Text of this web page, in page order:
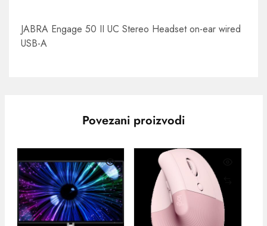
JABRA Engage 50 II UC Stereo Headset on-ear wired
USB-A
Povezani proizvodi